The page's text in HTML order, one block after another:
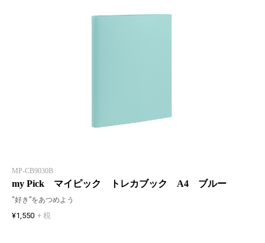
MP-CB9030B
my Pick マイピック トレカブック A4 ブルー
“好き”をあつめよう
¥1,550 + 税